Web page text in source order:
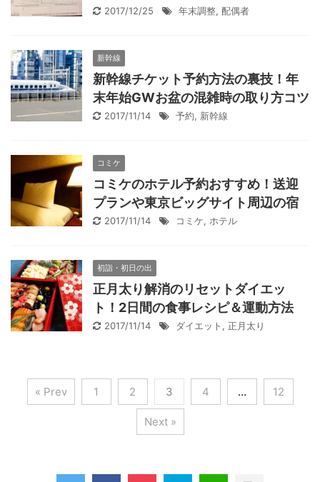
2017/12/25 年末調整, 配偶者
新幹線
新幹線チケット予約方法の裏技！年
末年始GWお盆の混雑時の取り方コツ
2017/11/14 予約, 新幹線
コミケ
コミケのホテル予約おすすめ！送迎
プランや東京ビッグサイト周辺の宿
2017/11/14 コミケ, ホテル
初詣・初日の出
正月太り解消のリセットダイエッ
ト！2日間の食事レシピ＆運動方法
2017/11/14 ダイエット , 正月太り
« Prev 1 2 3 4 … 12
Next »